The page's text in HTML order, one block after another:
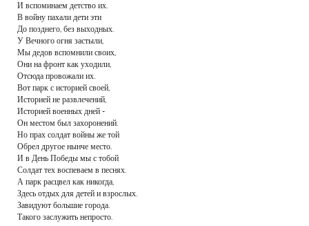
И вспоминаем детство их.
В войну пахали дети эти
До позднего, без выходных.
У Вечного огня застыли,
Мы дедов вспомнили своих,
Они на фронт как уходили,
Отсюда провожали их.
Вот парк с историей своей,
Историей не развлечений,
Историей военных дней -
Он местом был захоронений.
Но прах солдат войны же той
Обрел другое нынче место.
И в День Победы мы с тобой
Солдат тех воспеваем в песнях.
А парк расцвел как никогда,
Здесь отдых для детей и взрослых.
Завидуют большие города.
Такого заслужить непросто.